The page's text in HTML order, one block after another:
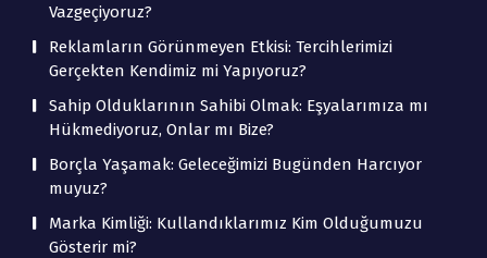
Vazgeçiyoruz?
Reklamların Görünmeyen Etkisi: Tercihlerimizi
Gerçekten Kendimiz mi Yapıyoruz?
Sahip Olduklarının Sahibi Olmak: Eşyalarımıza mı
Hükmediyoruz, Onlar mı Bize?
Borçla Yaşamak: Geleceğimizi Bugünden Harcıyor
muyuz?
Marka Kimliği: Kullandıklarımız Kim Olduğumuzu
Gösterir mi?